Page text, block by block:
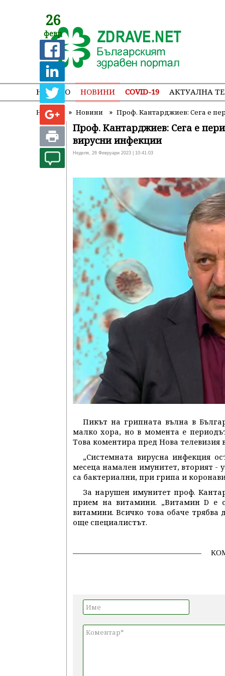
НАЧАЛО НОВИНИ COVID-19 АКТУАЛНА
Начало » Новини » Проф. Кантарджиев: Сега е
26
февр
Проф. Кантарджиев: Сега е
вирусни инфекции
Неделя, 26 Февруари 2023 | 10:41:03
Пикът на грипната вълна в
малко хора, но в момента е
Това коментира пред Нова
„Системната вирусна инфекция
месеца намален имунитет, вторият -
са бактериални, при грипа и
За нарушен имунитет проф.
прием на витамини. „Витамин D е
витамини. Всичко това обаче трябва
още специалистът.